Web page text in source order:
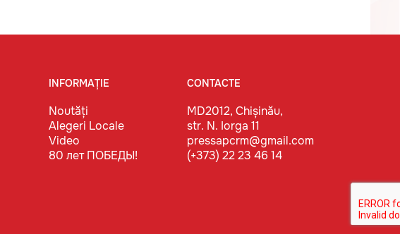
INFORMAȚIE
Noutăți
Alegeri Locale
Video
80 лет ПОБЕДЫ!
CONTACTE
MD2012, Chișinău,
str. N. Iorga 11
pressapcrm@gmail.com
(+373) 22 23 46 14